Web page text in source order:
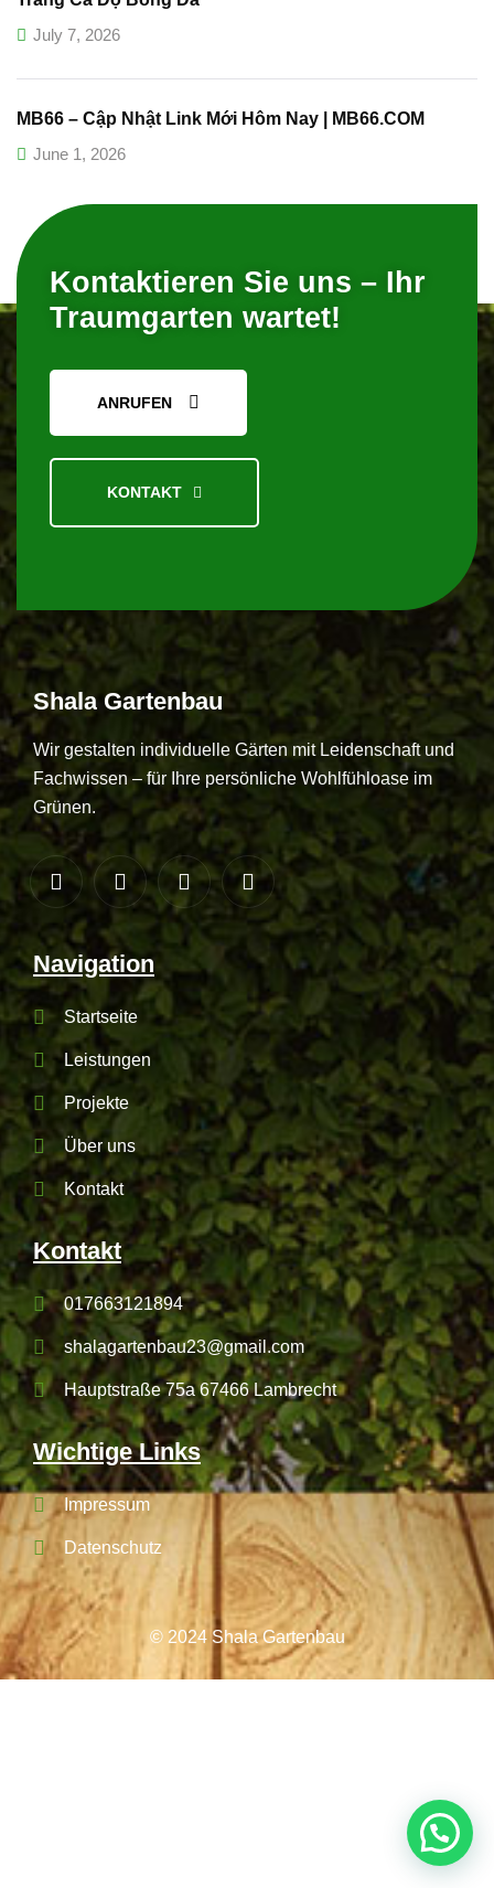
July 7, 2026
MB66 – Cập Nhật Link Mới Hôm Nay | MB66.COM
June 1, 2026
Kontaktieren Sie uns – Ihr
Traumgarten wartet!
ANRUFEN
KONTAKT
Shala Gartenbau
Wir gestalten individuelle Gärten mit Leidenschaft und
Fachwissen – für Ihre persönliche Wohlfühloase im
Grünen.
Navigation
Startseite
Leistungen
Projekte
Über uns
Kontakt
Kontakt
017663121894
shalagartenbau23@gmail.com
Hauptstraße 75a 67466 Lambrecht
Wichtige Links
Impressum
Datenschutz
© 2024 Shala Gartenbau